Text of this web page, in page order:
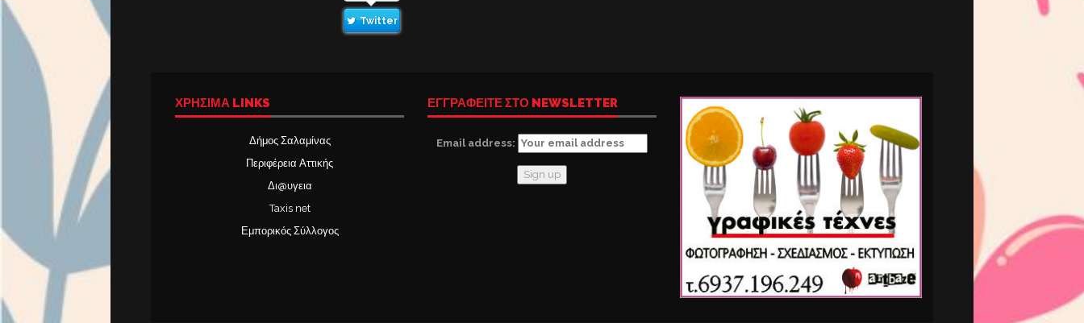
Twitter
ΧΡΉΣΙΜΑ LINKS
Δήμος Σαλαμίνας
Περιφέρεια Αττικής
Δι@υγεια
Taxis net
Εμπορικός Σύλλογος
ΕΓΓΡΑΦΕΙΤΕ ΣΤΟ NEWSLETTER
Email address: